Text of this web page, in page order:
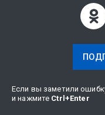
Если вы заметили
и нажмите Ctrl +Enter